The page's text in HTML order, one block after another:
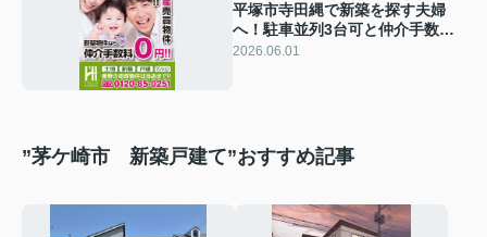
平塚市寺田縄で新築を探す夫婦
へ！駐車並列3台可と仲介手数料
無料のフィールドホームズ活用術
2026.06.01
”茅ケ崎市 新築戸建て”おすすめ記事